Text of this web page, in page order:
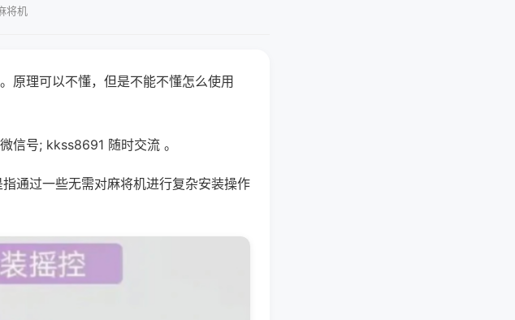
将机
原理可以不懂，但是不能不懂怎么使用
信号; kkss8691 随时交流 。
通过一些无需对麻将机进行复杂安装操作